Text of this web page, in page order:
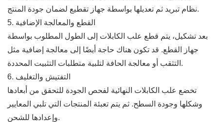
نظام تبريد ثم تعديلها بواسطة جهاز تقطيع لضمان جودة المنتج.
5. القطع والمعالجة الإضافية
بعد تشكيل، يتم قطع علب الكابلات إلى الطول المطلوب بواسطة
جهاز القطع. قد تكون هناك حاجة أيضًا إلى معالجة إضافية مثل
التثقب أو معالجة الحافة لتلبية متطلبات التثبيت المحددة.
6. التفتيش والتغليف
تخضع علب الكابلات النهائية لفحص الجودة للتحقق من أبعادها
وشكلها وجودة السطح. ثم يتم تعبئة المنتجات التي تلبي المعايير
وإعدادها للشحن.